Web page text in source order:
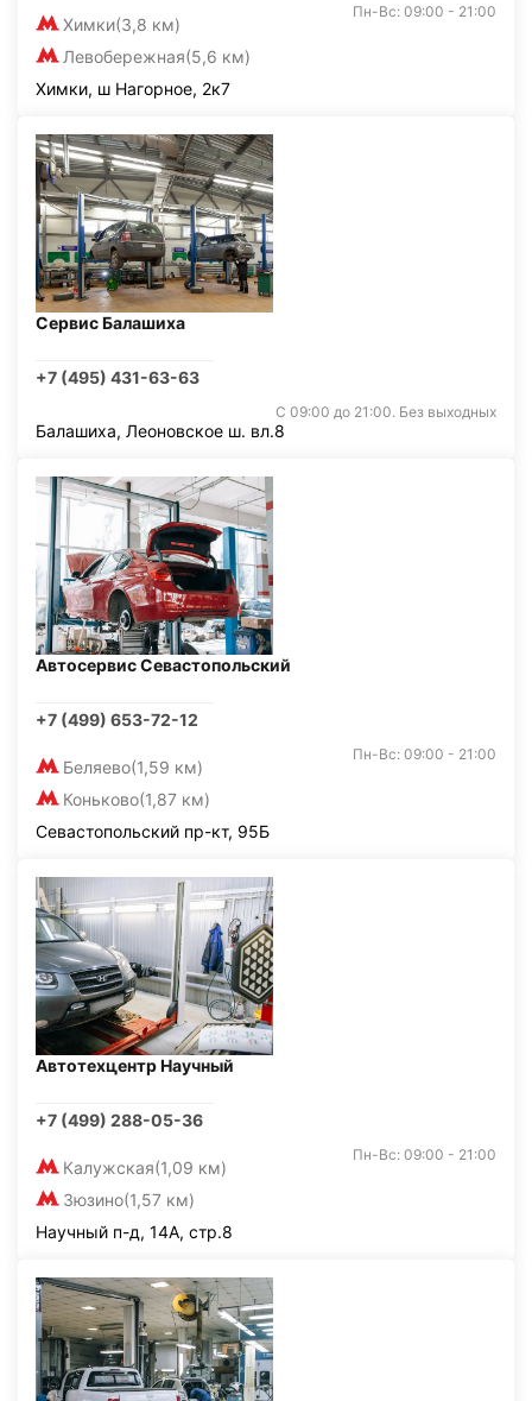
Химки(3,8 км)
Левобережная(5,6 км)
Пн-Вс: 09:00 - 21:00
Химки, ш Нагорное, 2к7
Сервис Балашиха
+7 (495) 431-63-63
С 09:00 до 21:00. Без выходных
Балашиха, Леоновское ш. вл.8
Автосервис Севастопольский
+7 (499) 653-72-12
Беляево(1,59 км)
Коньково(1,87 км)
Пн-Вс: 09:00 - 21:00
Севастопольский пр-кт, 95Б
Автотехцентр Научный
+7 (499) 288-05-36
Калужская(1,09 км)
Зюзино(1,57 км)
Пн-Вс: 09:00 - 21:00
Научный п-д, 14А, стр.8